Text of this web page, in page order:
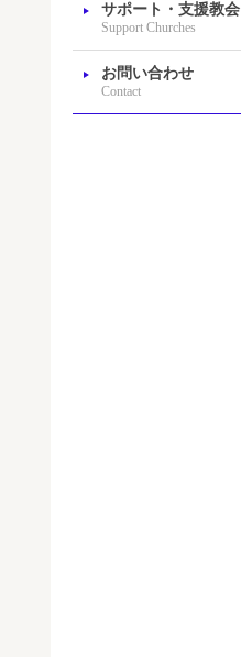
サポート・支援教会
Support Churches
お問い合わせ
Contact